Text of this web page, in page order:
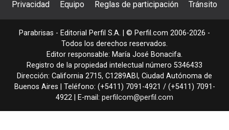
Privacidad Equipo Reglas de participación Tránsito
Parabrisas - Editorial Perfil S.A. | © Perfil.com 2006-2026 -
Todos los derechos reservados.
Editor responsable: María José Bonacifa.
Registro de la propiedad intelectual número 5346433
Dirección: California 2715, C1289ABI , Ciudad Autónoma de
Buenos Aires | Teléfono: (+5411) 7091-4921 / (+5411) 7091-
4922 | E-mail: perfilcom@perfil.com